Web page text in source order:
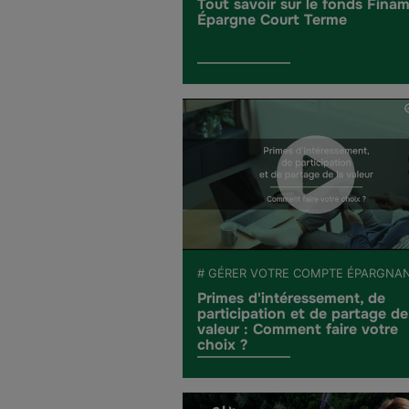
Tout savoir sur le fonds
Épargne Court Terme
# GÉRER VOTRE COMPTE
Primes d'intéressement, de
participation et de partage
valeur : Comment faire votre
choix ?